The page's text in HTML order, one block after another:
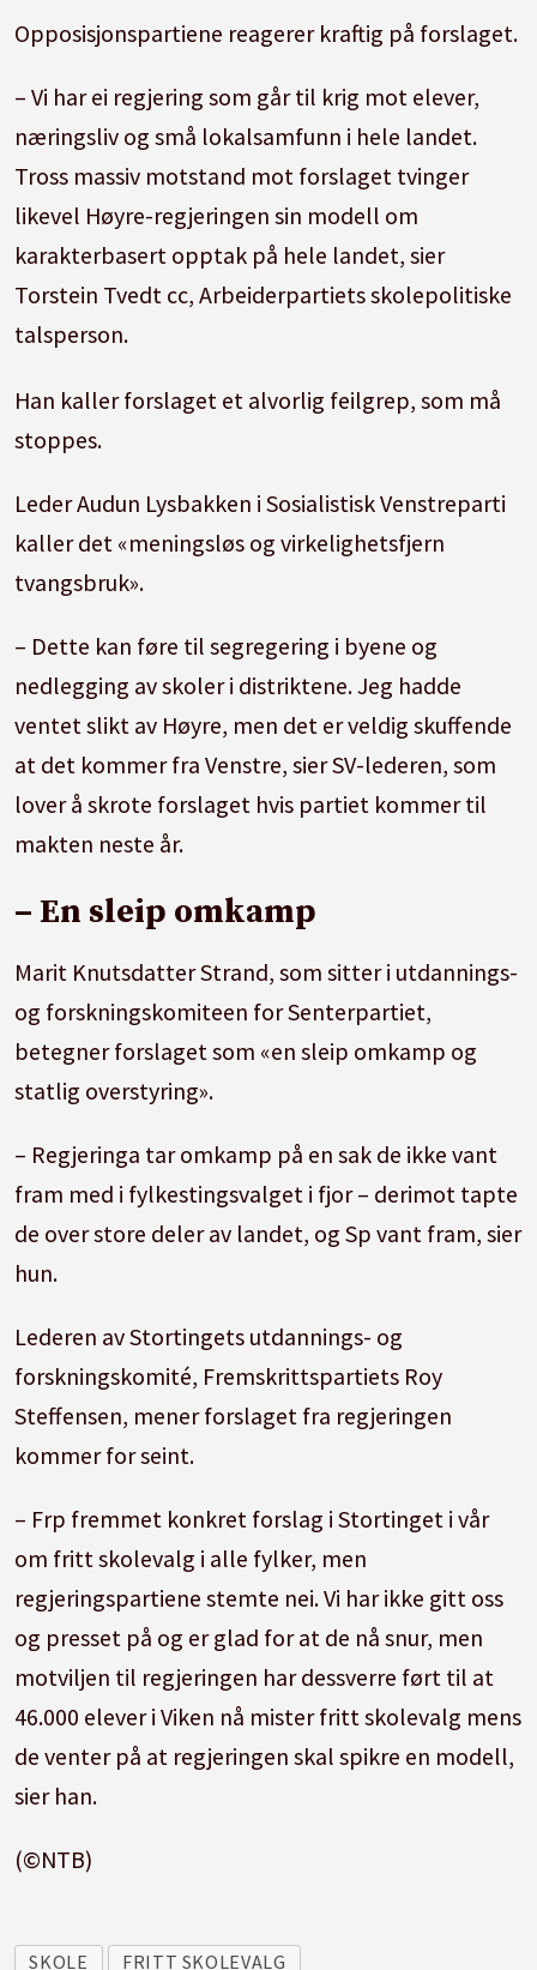
Opposisjonspartiene reagerer kraftig på forslaget.
– Vi har ei regjering som går til krig mot elever,
næringsliv og små lokalsamfunn i hele landet.
Tross massiv motstand mot forslaget tvinger
likevel Høyre-regjeringen sin modell om
karakterbasert opptak på hele landet, sier
Torstein Tvedt cc, Arbeiderpartiets skolepolitiske
talsperson.
Han kaller forslaget et alvorlig feilgrep, som må
stoppes.
Leder Audun Lysbakken i Sosialistisk Venstreparti
kaller det «meningsløs og virkelighetsfjern
tvangsbruk».
– Dette kan føre til segregering i byene og
nedlegging av skoler i distriktene. Jeg hadde
ventet slikt av Høyre, men det er veldig skuffende
at det kommer fra Venstre, sier SV-lederen, som
lover å skrote forslaget hvis partiet kommer til
makten neste år.
– En sleip omkamp
Marit Knutsdatter Strand, som sitter i utdannings-
og forskningskomiteen for Senterpartiet,
betegner forslaget som «en sleip omkamp og
statlig overstyring».
– Regjeringa tar omkamp på en sak de ikke vant
fram med i fylkestingsvalget i fjor – derimot tapte
de over store deler av landet, og Sp vant fram, sier
hun.
Lederen av Stortingets utdannings- og
forskningskomité, Fremskrittspartiets Roy
Steffensen, mener forslaget fra regjeringen
kommer for seint.
– Frp fremmet konkret forslag i Stortinget i vår
om fritt skolevalg i alle fylker, men
regjeringspartiene stemte nei. Vi har ikke gitt oss
og presset på og er glad for at de nå snur, men
motviljen til regjeringen har dessverre ført til at
46.000 elever i Viken nå mister fritt skolevalg mens
de venter på at regjeringen skal spikre en modell,
sier han.
(©NTB)
SKOLE FRITT SKOLEVALG